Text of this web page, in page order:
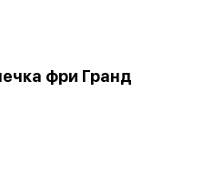
фри Гранд